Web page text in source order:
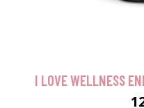
I LOVE WELLNESS